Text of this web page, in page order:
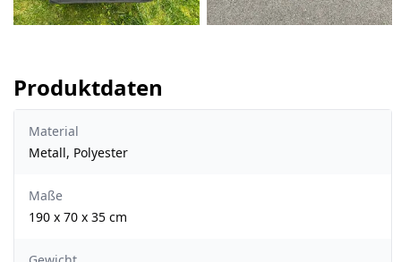
Produktdaten
Material
Metall, Polyester
Maße
190 x 70 x 35 cm